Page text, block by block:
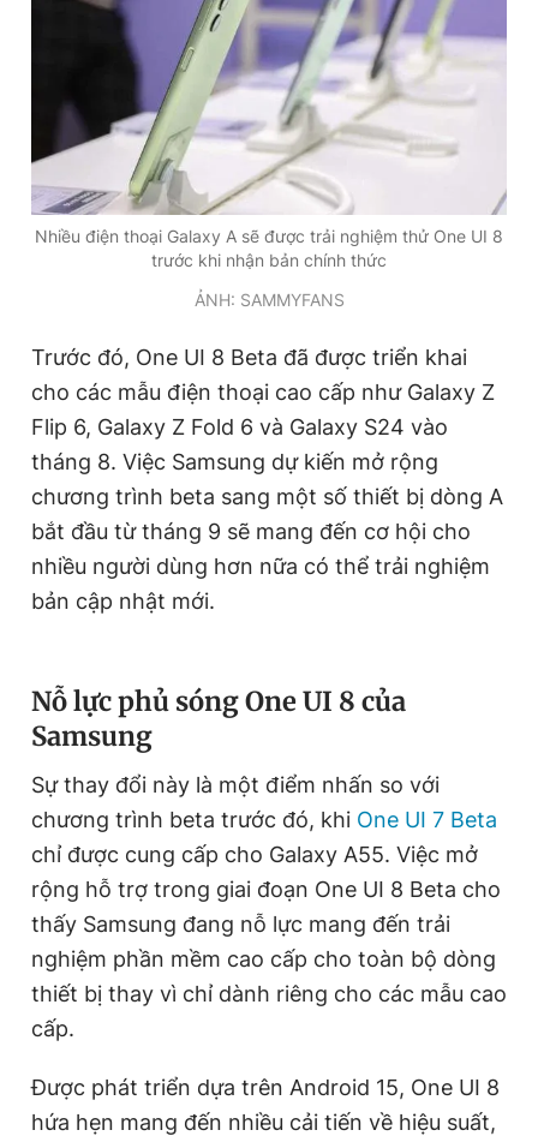
Theo dõi báo trên
Hotline
0906 645 777
Liên hệ quảng cáo
0908 780 404
Đặt báo Quảng cáo RSS Tòa soạn Chính sách bảo
Tổng biên tập: Nguyễn Ngọc Toàn
Phó tổng biên tập thường trực: Hải Thành
Phó tổng biên tập: Lâm Hiếu Dũng
Phó tổng biên tập: Trần Việt Hưng
Giấy phép xuất bản số 110/GP - BTTTT cấp ngày 24.3.2020
© 2003-2026 Bản quyền thuộc về Báo Thanh Niên. Cấm sao
chép dưới mọi hình thức nếu không có sự chấp thuận bằng văn
bản. Phát triển bởi ePi Technologies, JSC.
Nhiều điện thoại Galaxy A sẽ được trải nghiệm thử One UI 8
trước khi nhận bản chính thức
ẢNH: SAMMYFANS
Trước đó, One UI 8 Beta đã được triển khai
cho các mẫu điện thoại cao cấp như Galaxy Z
Flip 6, Galaxy Z Fold 6 và Galaxy S24 vào
tháng 8. Việc Samsung dự kiến mở rộng
chương trình beta sang một số thiết bị dòng A
bắt đầu từ tháng 9 sẽ mang đến cơ hội cho
nhiều người dùng hơn nữa có thể trải nghiệm
bản cập nhật mới.
Nỗ lực phủ sóng One UI 8 của
Samsung
Sự thay đổi này là một điểm nhấn so với
chương trình beta trước đó, khi One UI 7 Beta
chỉ được cung cấp cho Galaxy A55. Việc mở
rộng hỗ trợ trong giai đoạn One UI 8 Beta cho
thấy Samsung đang nỗ lực mang đến trải
nghiệm phần mềm cao cấp cho toàn bộ dòng
thiết bị thay vì chỉ dành riêng cho các mẫu cao
cấp.
Được phát triển dựa trên Android 15, One UI 8
hứa hẹn mang đến nhiều cải tiến về hiệu suất,